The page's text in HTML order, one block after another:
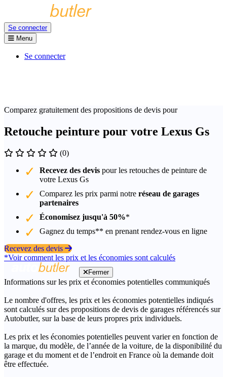
Se connecter
Menu
Se connecter
Comparez gratuitement des propositions de devis pour
Retouche peinture pour votre Lexus Gs
(0)
Recevez des devis pour les retouches de peinture de
votre Lexus Gs
Comparez les prix parmi notre réseau de garages
partenaires
Économisez jusqu'à 50%*
Gagnez du temps** en prenant rendez-vous en ligne
Recevez des devis
*Voir comment les prix et les économies sont calculés
Fermer
Informations sur les prix et économies potentielles communiqués
Le nombre d'offres, les prix et les économies potentielles indiqués
sont calculés sur des propositions de devis de garages référencés sur
Autobutler, sur la base de leurs propres prix individuels.
Les prix et les économies potentielles peuvent varier en fonction de
la marque, du modèle, de l’année de la voiture, de la disponibilité du
garage et du moment et de l’endroit en France où la demande doit
être effectuée.